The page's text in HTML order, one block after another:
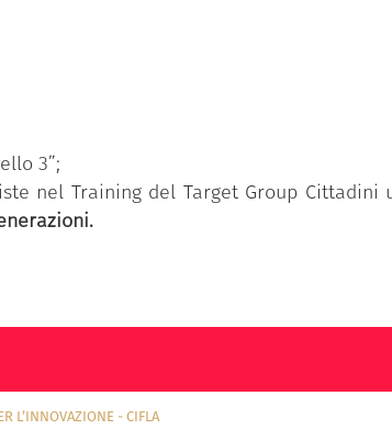
3”;
nel Training del Target Group Cittadini
L’INNOVAZIONE - CIFLA